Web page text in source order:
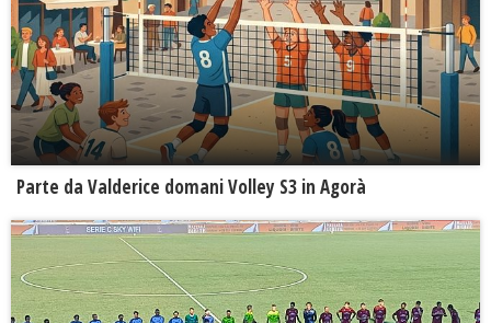
Parte da Valderice domani Volley S3 in Agorà